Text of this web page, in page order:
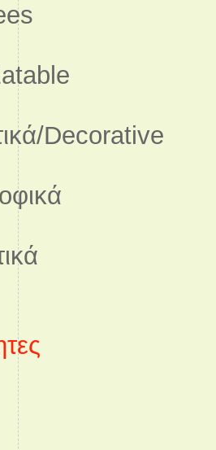
Decorative